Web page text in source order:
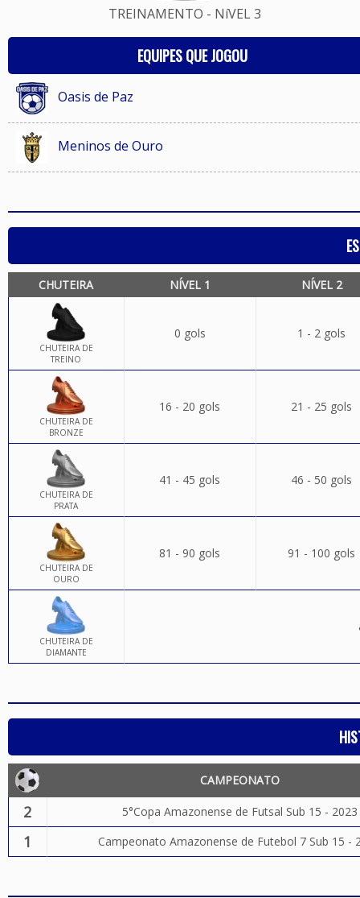
TREINAMENTO - NíVEL 3
EQUIPES QUE JOGOU
Oasis de Paz
Meninos de Ouro
CHUTEIRA NÍVEL 1 NÍVEL 2
CHUTEIRA DE
TREINO
0 gols 1 - 2 gols
CHUTEIRA DE
BRONZE
16 - 20 gols 21 - 25 gols
CHUTEIRA DE
PRATA
41 - 45 gols 46 - 50 gols
CHUTEIRA DE
OURO
81 - 90 gols 91 - 100 gols
CHUTEIRA DE
DIAMANTE
CAMPEONATO
2 5°Copa Amazonense de Futsal Sub 15 - 2023
1 Campeonato Amazonense de Futebol 7 Sub 15 -